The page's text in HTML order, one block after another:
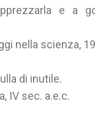
e a
nella scienza,
di inutile.
IV sec. a.e.c.